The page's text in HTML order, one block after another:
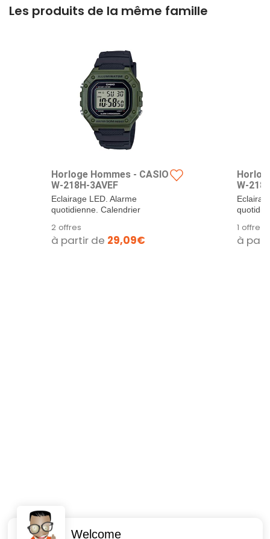
Les produits de la même famille
Horloge Hommes - CASIO
W-218H-3AVEF
Eclairage LED. Alarme
quotidienne. Calendrier
2 offres
à partir de 29,09€
W-
1 offre
à
Welcome